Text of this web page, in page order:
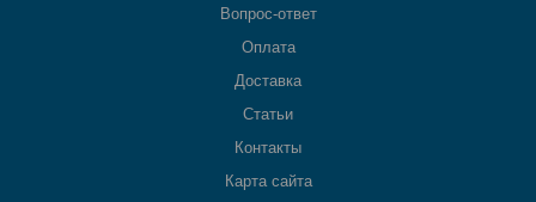
Вопрос-ответ
Оплата
Доставка
Статьи
Контакты
Карта сайта